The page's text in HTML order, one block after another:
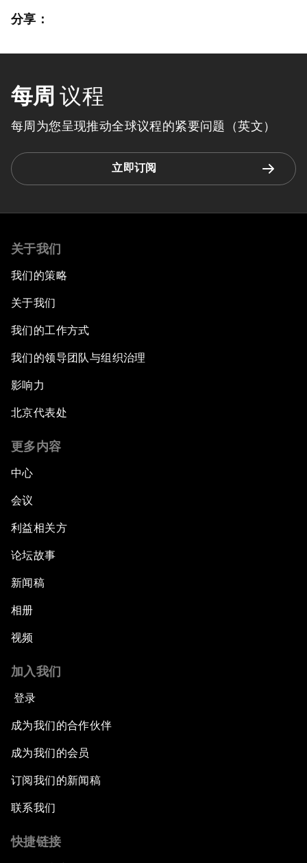
分享：
每周 议程
每周为您呈现推动全球议程的紧要问题（英文）
立即订阅
关于我们
我们的策略
关于我们
我们的工作方式
我们的领导团队与组织治理
影响力
北京代表处
更多内容
中心
会议
利益相关方
论坛故事
新闻稿
相册
视频
加入我们
登录
成为我们的合作伙伴
成为我们的会员
订阅我们的新闻稿
联系我们
快捷链接